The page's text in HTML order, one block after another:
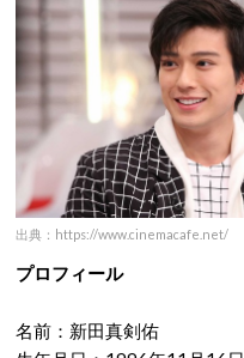
出典：https://www.cinemacafe.net/
プロフィール
名前：新田真剣佑